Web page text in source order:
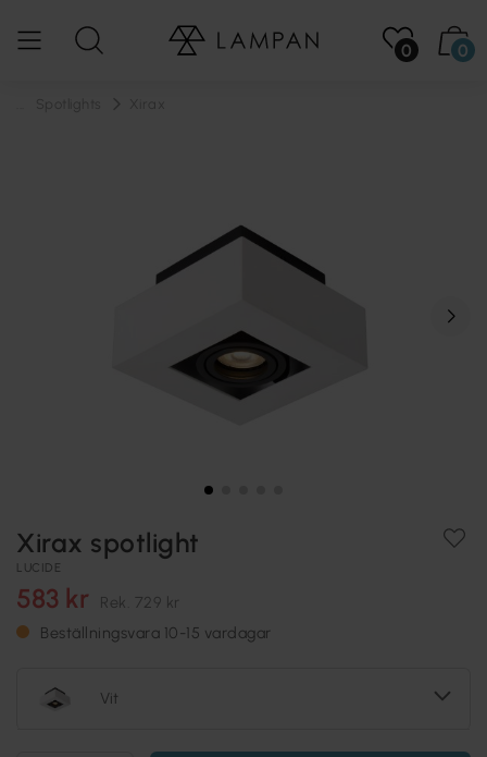
0 0
Xirax spotlight
LUCIDE
583 kr Rek. 729 kr
Beställningsvara 10-15 vardagar
Vit